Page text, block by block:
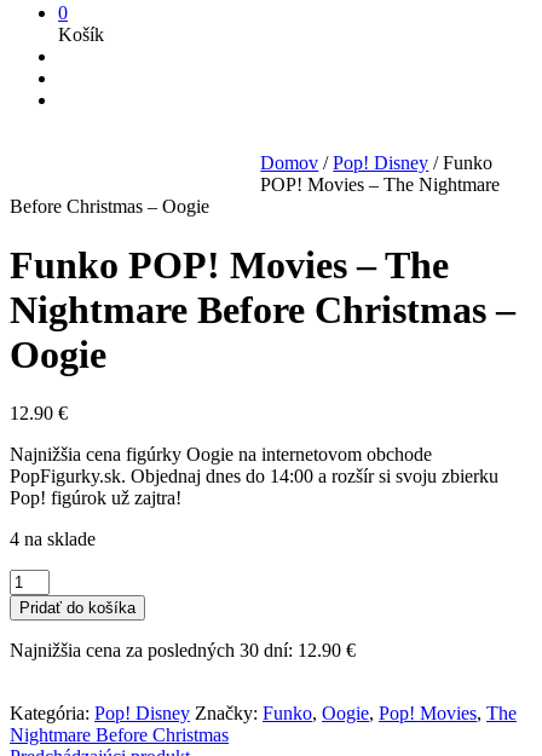
0
Košík
Domov / Pop! Disney /Funko
POP! Movies – The Nightmare
Before Christmas – Oogie
Funko POP! Movies – The
Nightmare Before Christmas –
Oogie
12.90 €
Najnižšia cena figúrky Oogie na internetovom obchode
PopFigurky.sk. Objednaj dnes do 14:00 a rozšír si svoju zbierku
Pop! figúrok už zajtra!
4 na sklade
množstvo
Funko
POP!
Movies
Nightmare
Before
Pridať do košíka
Najnižšia cena za posledných 30 dní: 12.90 €
Kategória: Pop! Disney Značky: Funko, Oogie, Pop! Movies, The
Nightmare Before Christmas